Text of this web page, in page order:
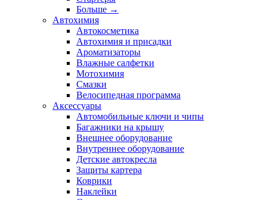
Больше →
Автохимия
Автокосметика
Автохимия и присадки
Ароматизаторы
Влажные салфетки
Мотохимия
Смазки
Велосипедная программа
Аксессуары
Автомобильные ключи и чипы
Багажники на крышу
Внешнее оборудование
Внутреннее оборудование
Детские автокресла
Защиты картера
Коврики
Наклейки